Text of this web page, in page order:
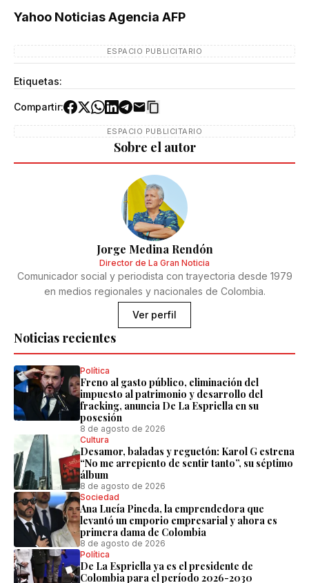
Yahoo Noticias Agencia AFP
ESPACIO PUBLICITARIO
Etiquetas:
Compartir:
ESPACIO PUBLICITARIO
Noticias recientes
Política
Freno al gasto público, eliminación del
impuesto al patrimonio y desarrollo del
fracking, anuncia De La Espriella en su
posesión
8 de agosto de 2026
Cultura
Desamor, baladas y reguetón: Karol G estrena
“No me arrepiento de sentir tanto”, su séptimo
álbum
8 de agosto de 2026
Sociedad
Ana Lucía Pineda, la emprendedora que
levantó un emporio empresarial y ahora es
primera dama de Colombia
8 de agosto de 2026
Política
De La Espriella ya es el presidente de
Colombia para el período 2026-2030
Sobre el autor
Jorge Medina Rendón
Director de La Gran Noticia
Comunicador social y periodista con trayectoria desde 1979
en medios regionales y nacionales de Colombia.
Ver perfil